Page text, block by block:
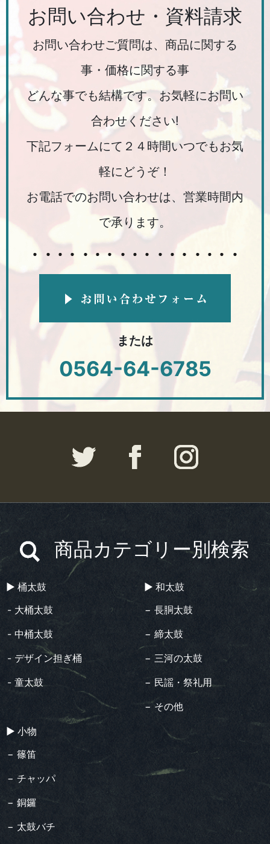
お問い合わせ・資料請求
お問い合わせご質問は、商品に関する
事・価格に関する事
どんな事でも結構です。お気軽にお問い
合わせください!
下記フォームにて２４時間いつでもお気
軽にどうぞ！
お電話でのお問い合わせは、営業時間内
で承ります。
または
0564-64-6785
商品カテゴリー別検索
▶︎ 桶太鼓
- 大桶太鼓
- 中桶太鼓
- デザイン担ぎ桶
- 童太鼓
▶︎ 和太鼓
− 長胴太鼓
− 締太鼓
− 三河の太鼓
− 民謡・祭礼用
− その他
▶︎ 小物
− 篠笛
− チャッパ
− 銅鑼
− 太鼓バチ